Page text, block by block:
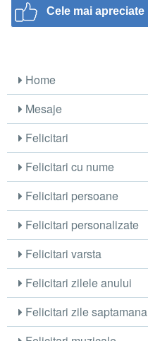
Cele mai apreciate
Home
Mesaje
Felicitari
Felicitari cu nume
Felicitari persoane
Felicitari personalizate
Felicitari varsta
Felicitari zilele anului
Felicitari zile saptamana